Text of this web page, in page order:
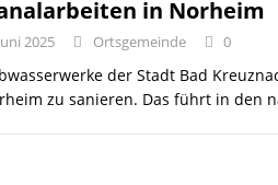
in Norheim
2025 Ortsgemeinde 0
der Stadt Bad
zu sanieren. Das führt in den